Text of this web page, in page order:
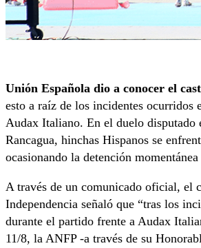
Unión Española dio a conocer el
esto a raíz de los incidentes ocurridos
Audax Italiano. En el duelo disputado
Rancagua, hinchas Hispanos se
ocasionando la detención
A través de un comunicado oficial, el
Independencia señaló que “tras los
durante el partido frente a Audax
11/8, la ANFP -a través de su